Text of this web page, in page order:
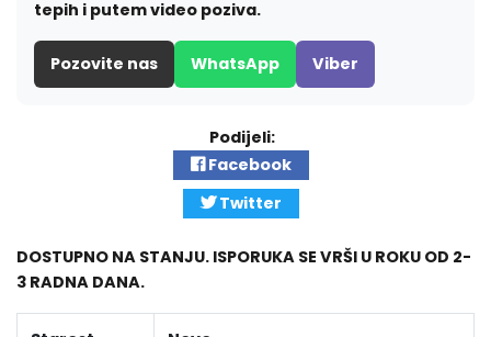
tepih i putem video poziva.
Pozovite nas WhatsApp Viber
Podijeli:
Facebook
Twitter
DOSTUPNO NA STANJU. ISPORUKA SE VRŠI U ROKU OD 2-
3 RADNA DANA.